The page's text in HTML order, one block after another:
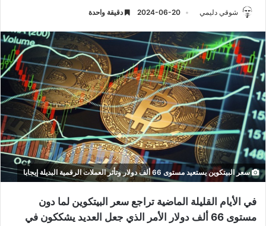
شوقي دليمي 2024-06-20 دقيقة واحدة
سعر البيتكوين يستعيد مستوى 66 ألف دولار وتأثر العملات الرقمية البديلة إيجابا
في الأيام القليلة الماضية تراجع سعر البيتكوين لما دون
مستوى 66 ألف دولار الأمر الذي جعل العديد يشككون في